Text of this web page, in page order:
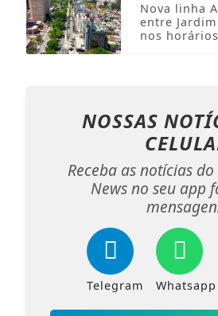
Nova linha
entre
nos
NOSSAS
Receba as notícias
News no seu app
Telegram Whatsapp